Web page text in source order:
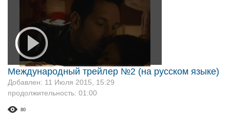
Международный трейлер №2 (на русском языке)
Добавлен: 11 Июля 2015, 15:29
продолжительность: 01:00
80